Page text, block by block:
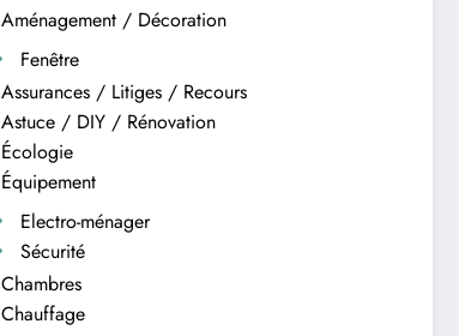
Aménagement / Décoration
Fenêtre
Assurances / Litiges / Recours
Astuce / DIY / Rénovation
Écologie
Équipement
Electro-ménager
Sécurité
Chambres
Chauffage